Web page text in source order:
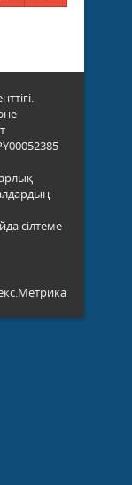
сілтеме